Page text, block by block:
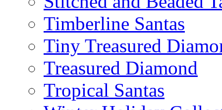
Timberline Santas
Tiny Treasured
Treasured Diamond
Tropical Santas